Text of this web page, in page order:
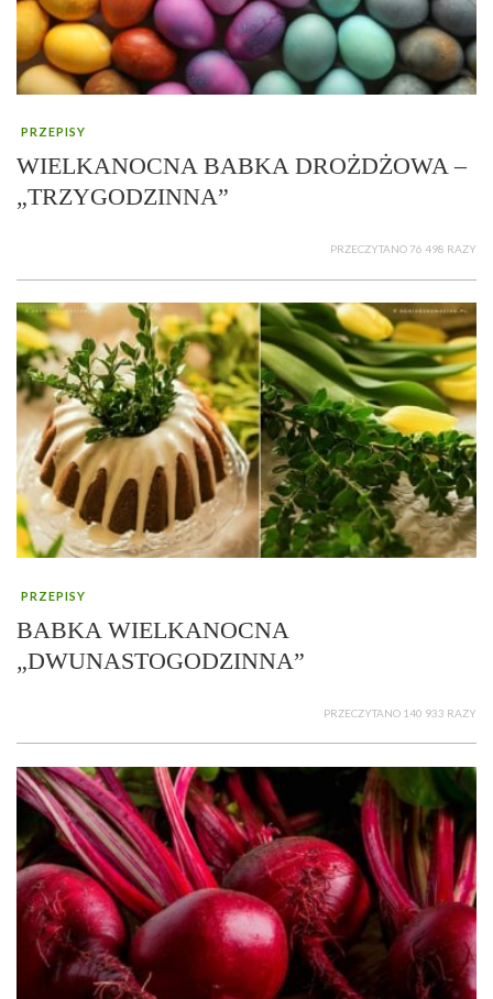
PRZEPISY
WIELKANOCNA BABKA DROŻDŻOWA –
„TRZYGODZINNA”
PRZECZYTANO 76 498 RAZY
PRZEPISY
BABKA WIELKANOCNA
„DWUNASTOGODZINNA”
PRZECZYTANO 140 933 RAZY